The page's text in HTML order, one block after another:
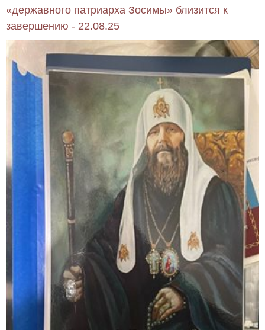
«державного патриарха Зосимы» близится к
завершению - 22.08.25